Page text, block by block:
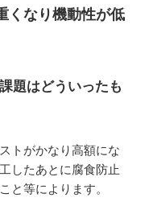
くなり機動性が低
題はどういったも
トがかなり高額にな
したあとに腐食防止
と等によります。